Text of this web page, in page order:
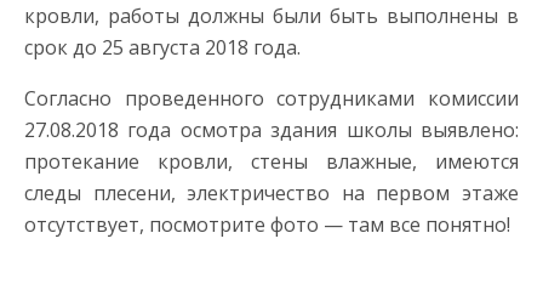
кровли, работы должны были быть выполнены в
срок до 25 августа 2018 года.
Согласно проведенного сотрудниками комиссии
27.08.2018 года осмотра здания школы выявлено:
протекание кровли, стены влажные, имеются
следы плесени, электричество на первом этаже
отсутствует, посмотрите фото — там все понятно!